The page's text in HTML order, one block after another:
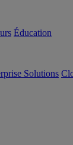
Éducation
Solutions